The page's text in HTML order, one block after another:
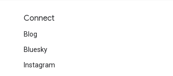
Connect
Blog
Bluesky
Instagram